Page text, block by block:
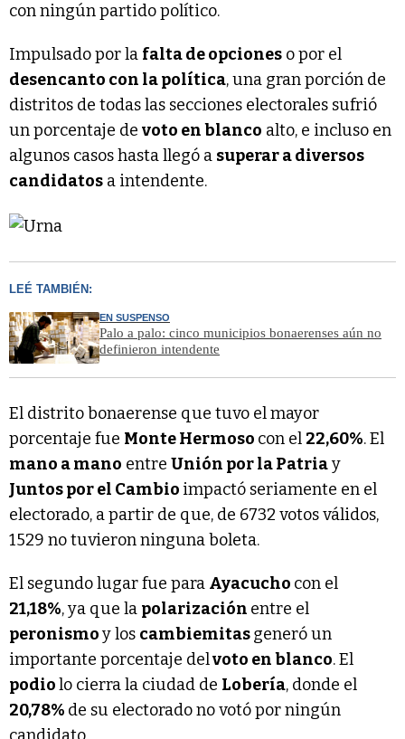
con ningún partido político.
Impulsado por la falta de opciones o por el
desencanto con la política, una gran porción de
distritos de todas las secciones electorales sufrió
un porcentaje de voto en blanco alto, e incluso en
algunos casos hasta llegó a superar a diversos
candidatos a intendente.
LEÉ TAMBIÉN:
EN SUSPENSO
Palo a palo: cinco municipios bonaerenses aún no
definieron intendente
El distrito bonaerense que tuvo el mayor
porcentaje fue Monte Hermoso con el 22,60%. El
mano a mano entre Unión por la Patriay
Juntos por el Cambio impactó seriamente en el
electorado, a partir de que, de 6732 votos válidos,
1529 no tuvieron ninguna boleta.
El segundo lugar fue para Ayacucho con el
21,18%, ya que la polarización entre el
peronismoy los cambiemitasgeneró un
importante porcentaje delvoto en blanco. El
podiolo cierra la ciudad de Lobería, donde el
20,78% de su electorado no votó por ningún